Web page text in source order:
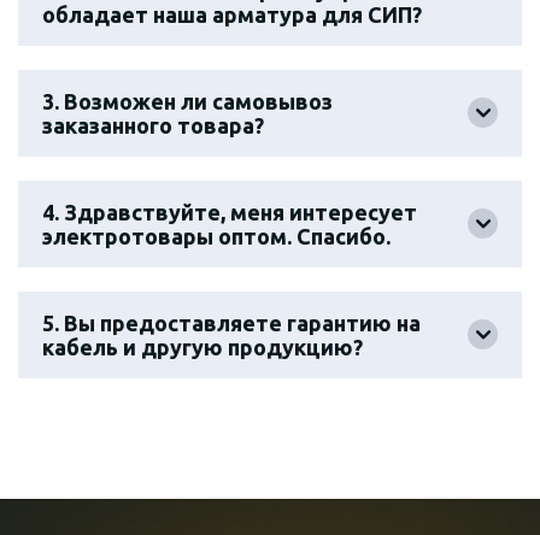
обладает наша арматура для СИП?
3. Возможен ли самовывоз
заказанного товара?
4. Здравствуйте, меня интересует
электротовары оптом. Спасибо.
5. Вы предоставляете гарантию на
кабель и другую продукцию?